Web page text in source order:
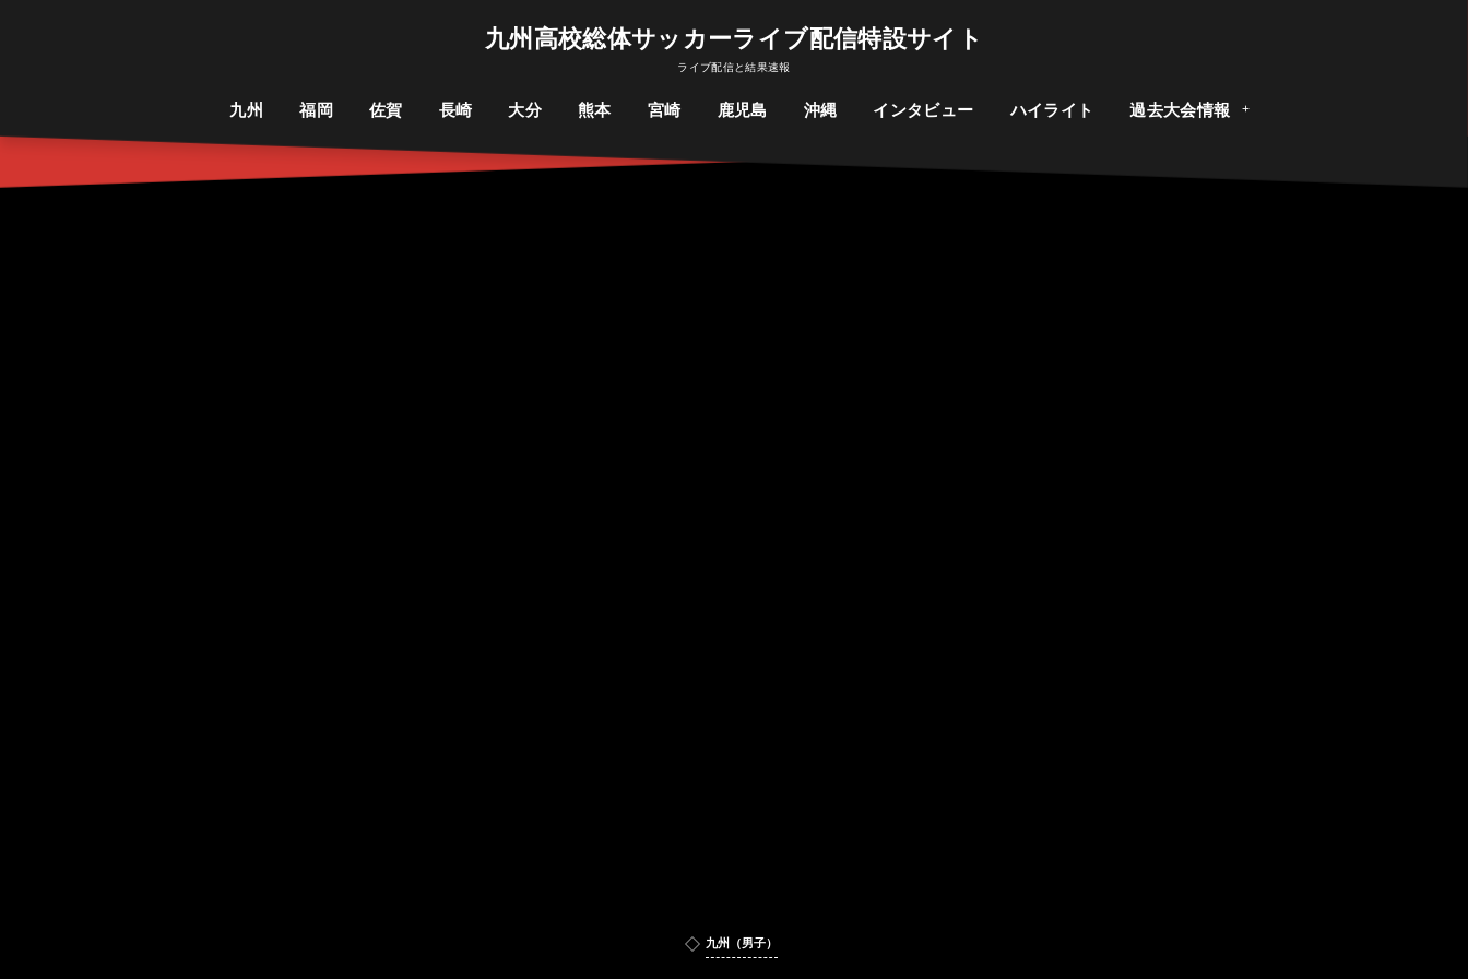
九州高校総体サッカーライブ配信特設サイト
ライブ配信と結果速報
九州 福岡 佐賀 長崎 大分 熊本 宮崎 鹿児島 沖縄 インタビュー ハイライト 過去大会情報
九州（男子）